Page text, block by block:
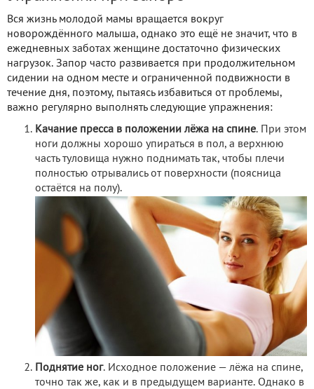
Вся жизнь молодой мамы вращается вокруг
новорождённого малыша, однако это ещё не значит, что в
ежедневных заботах женщине достаточно физических
нагрузок. Запор часто развивается при продолжительном
сидении на одном месте и ограниченной подвижности в
течение дня, поэтому, пытаясь избавиться от проблемы,
важно регулярно выполнять следующие упражнения:
Качание пресса в положении лёжа на спине. При этом
ноги должны хорошо упираться в пол, а верхнюю
часть туловища нужно поднимать так, чтобы плечи
полностью отрывались от поверхности (поясница
остаётся на полу).
Поднятие ног. Исходное положение — лёжа на спине,
точно так же, как и в предыдущем варианте. Однако в